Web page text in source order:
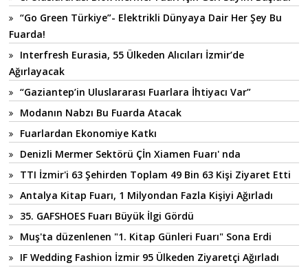
“Go Green Türkiye”- Elektrikli Dünyaya Dair Her Şey Bu
Fuarda!
Interfresh Eurasia, 55 Ülkeden Alıcıları İzmir’de
Ağırlayacak
“Gaziantep’in Uluslararası Fuarlara İhtiyacı Var”
Modanın Nabzı Bu Fuarda Atacak
Fuarlardan Ekonomiye Katkı
Denizli Mermer Sektörü Çİn Xiamen Fuarı' nda
TTI İzmir'i 63 Şehirden Toplam 49 Bin 63 Kişi Ziyaret Etti
Antalya Kitap Fuarı, 1 Milyondan Fazla Kişiyi Ağırladı
35. GAFSHOES Fuarı Büyük İlgi Gördü
Muş'ta düzenlenen "1. Kitap Günleri Fuarı" Sona Erdi
IF Wedding Fashion İzmir 95 Ülkeden Ziyaretçi Ağırladı